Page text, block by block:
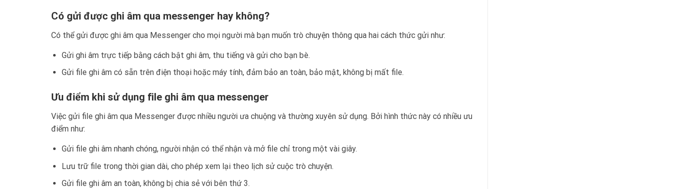
Có gửi được ghi âm qua messenger hay không?
Có thể gửi được ghi âm qua Messenger cho mọi người mà bạn muốn trò chuyện thông qua hai cách thức gửi như:
Gửi ghi âm trực tiếp bằng cách bật ghi âm, thu tiếng và gửi cho bạn bè.
Gửi file ghi âm có sẵn trên điện thoại hoặc máy tính, đảm bảo an toàn, bảo mật, không bị mất file.
Ưu điểm khi sử dụng file ghi âm qua messenger
Việc gửi file ghi âm qua Messenger được nhiều người ưa chuộng và thường xuyên sử dụng. Bởi hình thức này có nhiều ưu
điểm như:
Gửi file ghi âm nhanh chóng, người nhận có thể nhận và mở file chỉ trong một vài giây.
Lưu trữ file trong thời gian dài, cho phép xem lại theo lịch sử cuộc trò chuyện.
Gửi file ghi âm an toàn, không bị chia sẻ với bên thứ 3.